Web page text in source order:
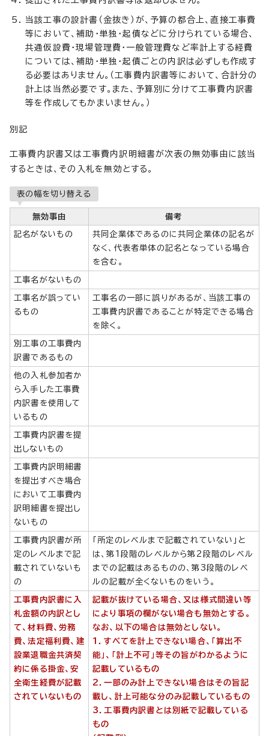
当該工事の設計書（金抜き）が、予算の都合上、直接工事費
等において、補助・単独・起債などに分けられている場合、
共通仮設費・現場管理費・一般管理費など率計上する経費
については、補助・単独・起債ごとの内訳は必ずしも作成す
る必要はありません。（工事費内訳書等において、合計分の
計上は当然必要です。また、予算別に分けて工事費内訳書
等を作成してもかまいません。）
別記
工事費内訳書又は工事費内訳明細書が次表の無効事由に該当
するときは、その入札を無効とする。
表の幅を切り替える
無効事由 備考
記名がないもの
共同企業体であるのに共同企業体の記名が
なく、代表者単体の記名となっている場合
を含む。
工事名がないもの
工事名が誤ってい
るもの
工事名の一部に誤りがあるが、当該工事の
工事費内訳書であることが特定できる場合
を除く。
別工事の工事費内
訳書であるもの
他の入札参加者か
ら入手した工事費
内訳書を使用して
いるもの
工事費内訳書を提
出しないもの
工事費内訳明細書
を提出すべき場合
において工事費内
訳明細書を提出し
ないもの
工事費内訳書が所
定のレベルまで記
載されていないも
の
「所定のレベルまで記載されていない」と
は、第1段階のレベルから第2段階のレベル
までの記載はあるものの、第3段階のレベ
ルの記載が全くないものをいう。
工事費内訳書に入
札金額の内訳とし
て、材料費、労務
費、法定福利費、建
設業退職金共済契
約に係る掛金、安
全衛生経費が記載
されていないもの
記載が抜けている場合、又は様式間違い等
により事項の欄がない場合も無効とする。
なお、以下の場合は無効としない。
1．すべてを計上できない場合、「算出不
能」、「計上不可」等その旨がわかるように
記載しているもの
2．一部のみ計上できない場合はその旨記
載し、計上可能な分のみ記載しているもの
3．工事費内訳書とは別紙で記載している
もの